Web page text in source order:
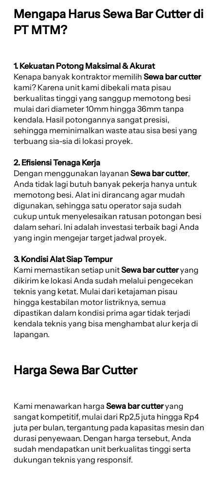
Mengapa Harus Sewa Bar Cutter di
PT MTM?
1. Kekuatan Potong Maksimal & Akurat
Kenapa banyak kontraktor memilih Sewa bar cutter
kami? Karena unit kami dibekali mata pisau
berkualitas tinggi yang sanggup memotong besi
mulai dari diameter 10mm hingga 36mm tanpa
kendala. Hasil potongannya sangat presisi,
sehingga meminimalkan waste atau sisa besi yang
terbuang sia-sia di lokasi proyek.
2. Efisiensi Tenaga Kerja
Dengan menggunakan layanan Sewa bar cutter,
Anda tidak lagi butuh banyak pekerja hanya untuk
memotong besi. Alat ini dirancang agar mudah
digunakan, sehingga satu operator saja sudah
cukup untuk menyelesaikan ratusan potongan besi
dalam sehari. Ini adalah investasi terbaik bagi Anda
yang ingin mengejar target jadwal proyek.
3. Kondisi Alat Siap Tempur
Kami memastikan setiap unitSewa bar cutteryang
dikirim ke lokasi Anda sudah melalui pengecekan
teknis yang ketat. Mulai dari ketajaman pisau
hingga kestabilan motor listriknya, semua
dipastikan dalam kondisi prima agar tidak terjadi
kendala teknis yang bisa menghambat alur kerja di
lapangan.
Harga Sewa Bar Cutter
Kami menawarkan harga Sewa bar cutteryang
sangat kompetitif, mulai dari Rp2,5 juta hingga Rp4
juta per bulan, tergantung pada kapasitas mesin dan
durasi penyewaan. Dengan harga tersebut, Anda
sudah mendapatkan unit berkualitas tinggi serta
dukungan teknis yang responsif.